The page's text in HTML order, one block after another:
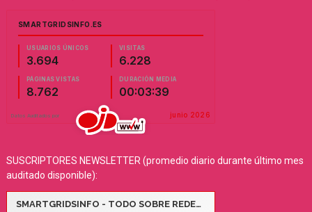
SUSCRIPTORES NEWSLETTER (promedio diario durante último mes
auditado disponible):